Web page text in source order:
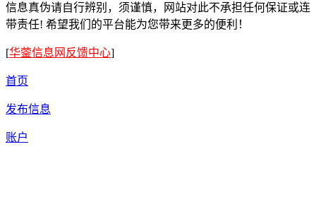
信息真伪请自行辨别，须谨慎，网站对此不承担任何保证或连
带责任! 希望我们的平台能为您带来更多的便利！
[华蓥信息网反馈中心]
首页
发布信息
账户